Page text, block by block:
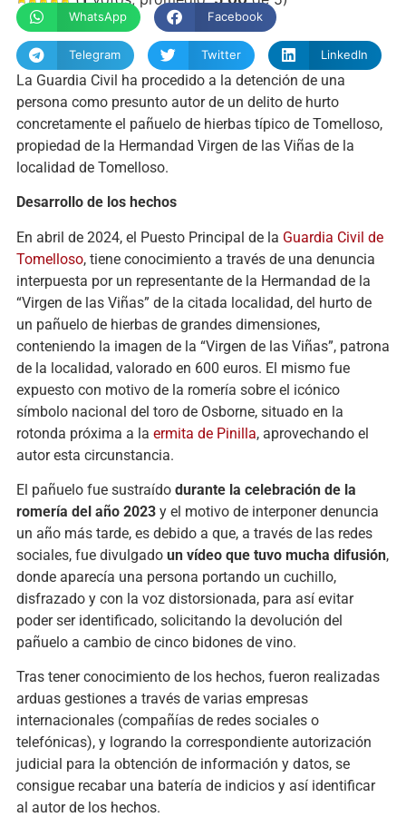
WhatsApp Facebook
Telegram Twitter LinkedIn
La Guardia Civil ha procedido a la detención de una
persona como presunto autor de un delito de hurto
concretamente el pañuelo de hierbas típico de Tomelloso,
propiedad de la Hermandad Virgen de las Viñas de la
localidad de Tomelloso.
Desarrollo de los hechos
En abril de 2024, el Puesto Principal de la Guardia Civil de
Tomelloso, tiene conocimiento a través de una denuncia
interpuesta por un representante de la Hermandad de la
“Virgen de las Viñas” de la citada localidad, del hurto de
un pañuelo de hierbas de grandes dimensiones,
conteniendo la imagen de la “Virgen de las Viñas”, patrona
de la localidad, valorado en 600 euros. El mismo fue
expuesto con motivo de la romería sobre el icónico
símbolo nacional del toro de Osborne, situado en la
rotonda próxima a la ermita de Pinilla, aprovechando el
autor esta circunstancia.
El pañuelo fue sustraído durante la celebración de la
romería del año 2023y el motivo de interponer denuncia
un año más tarde, es debido a que, a través de las redes
sociales, fue divulgado un vídeo que tuvo mucha difusión,
donde aparecía una persona portando un cuchillo,
disfrazado y con la voz distorsionada, para así evitar
poder ser identificado, solicitando la devolución del
pañuelo a cambio de cinco bidones de vino.
Tras tener conocimiento de los hechos, fueron realizadas
arduas gestiones a través de varias empresas
internacionales (compañías de redes sociales o
telefónicas), y logrando la correspondiente autorización
judicial para la obtención de información y datos, se
consigue recabar una batería de indicios y así identificar
al autor de los hechos.